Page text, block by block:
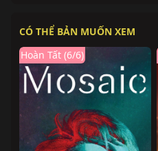
CÓ THỂ BẢN MUỐN XEM
Hoàn Tất (6/6)